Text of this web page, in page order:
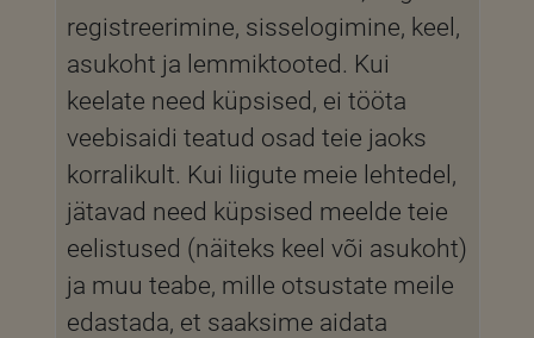
registreerimine, sisselogimine, keel,
asukoht ja lemmiktooted. Kui
keelate need küpsised, ei tööta
veebisaidi teatud osad teie jaoks
korralikult. Kui liigute meie lehtedel,
jätavad need küpsised meelde teie
eelistused (näiteks keel või asukoht)
ja muu teabe, mille otsustate meile
edastada, et saaksime aidata